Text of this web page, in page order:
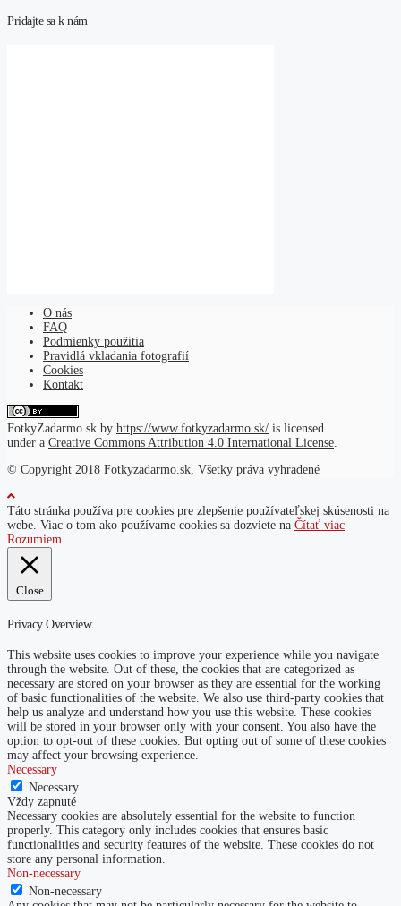
Pridajte sa k nám
O nás
FAQ
Podmienky použitia
Pravidlá vkladania fotografií
Cookies
Kontakt
FotkyZadarmo.sk by https://www.fotkyzadarmo.sk/ is licensed
under a Creative Commons Attribution 4.0 International License.
© Copyright 2018 Fotkyzadarmo.sk, Všetky práva vyhradené
Táto stránka používa pre cookies pre zlepšenie používateľskej skúsenosti na
webe. Viac o tom ako používame cookies sa dozviete na Čítať viac
Rozumiem
Close
Privacy Overview
This website uses cookies to improve your experience while you navigate
through the website. Out of these, the cookies that are categorized as
necessary are stored on your browser as they are essential for the working
of basic functionalities of the website. We also use third-party cookies that
help us analyze and understand how you use this website. These cookies
will be stored in your browser only with your consent. You also have the
option to opt-out of these cookies. But opting out of some of these cookies
may affect your browsing experience.
Necessary
Necessary
Vždy zapnuté
Necessary cookies are absolutely essential for the website to function
properly. This category only includes cookies that ensures basic
functionalities and security features of the website. These cookies do not
store any personal information.
Non-necessary
Non-necessary